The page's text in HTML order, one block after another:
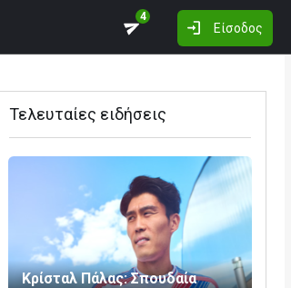
4
Είσοδος
Τελευταίες ειδήσεις
Κρίσταλ Πάλας: Σπουδαία